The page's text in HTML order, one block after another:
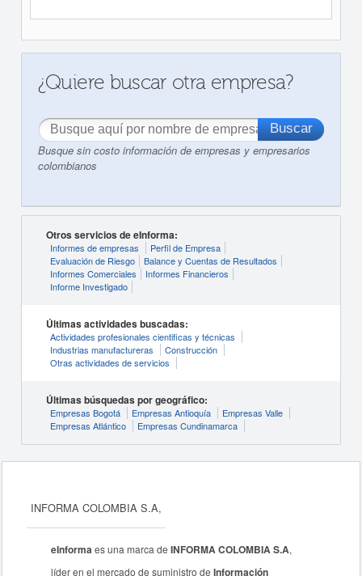
¿Quiere buscar otra empresa?
Busque sin costo información de empresas y empresarios
colombianos
Otros servicios de eInforma:
Informes de empresas
Perfil de Empresa
Evaluación de Riesgo
Balance y Cuentas de Resultados
Informes Comerciales
Informes Financieros
Informe Investigado
Últimas actividades buscadas:
Actividades profesionales cientificas y técnicas
Industrias manufactureras
Construcción
Otras actividades de servicios
Últimas búsquedas por geográfico:
Empresas Bogotá Empresas Antioquía
Empresas Valle
Empresas Atlántico
Empresas Cundinamarca
INFORMA COLOMBIA S.A,
eInformaes una marca deINFORMA COLOMBIA S.A,
líder en el mercado de suministro deInformación